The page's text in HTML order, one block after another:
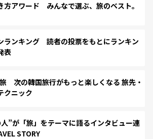
方アワード みんなで選ぶ、旅のベスト。
ランキング 読者の投票をもとにランキン
表
次の韓国旅行がもっと楽しくなる 旅先・
クニック
”が「旅」をテーマに語るインタビュー連
STORY